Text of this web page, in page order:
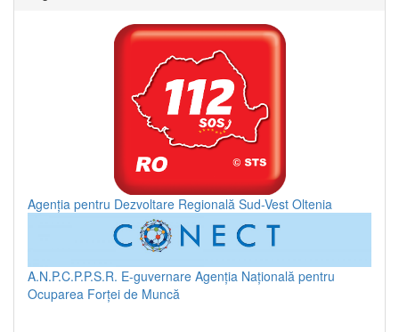
Agenția pentru Dezvoltare Regională Sud-Vest Oltenia
A.N.P.C.P.P.S.R. E-guvernare Agenția Națională pentru
Ocuparea Forței de Muncă